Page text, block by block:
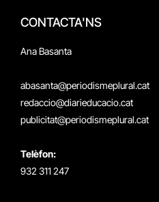
CONTACTA'NS
Ana Basanta
abasanta@periodismeplural.cat
redaccio@diarieducacio.cat
publicitat@periodismeplural.cat
Telèfon:
932 311 247